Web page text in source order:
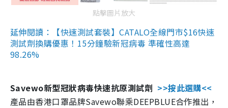
點擊圖片放大
延伸閱讀：【快速測試套裝】CATALO全線門市$16快速
測試劑換購優惠！15分鐘驗新冠病毒 準確性高達
98.26%
Savewo新型冠狀病毒快速抗原測試劑 >>按此選購<<
產品由香港口罩品牌Savewo聯乘DEEPBLUE合作推出，